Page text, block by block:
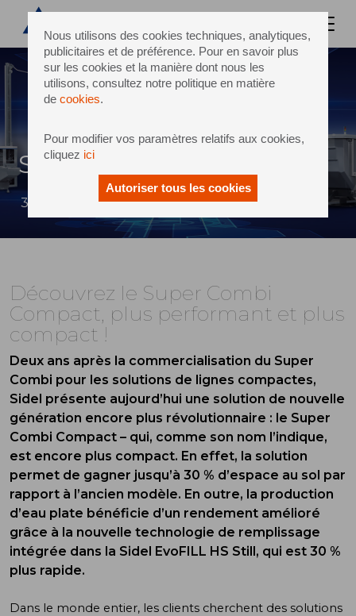
Nous utilisons des cookies techniques, analytiques,
publicitaires et de préférence. Pour en savoir plus
sur les cookies et la manière dont nous les
utilisons, consultez notre politique en matière
de cookies.
Pour modifier vos paramètres relatifs aux cookies,
cliquez ici
Autoriser tous les cookies
Super Combi Compact
30 juin 2020
Découvrez le Super Combi
Compact, plus performant et plus
compact !
Deux ans après la commercialisation du Super
Combi pour les solutions de lignes compactes,
Sidel présente aujourd’hui une solution de nouvelle
génération encore plus révolutionnaire : le Super
Combi Compact – qui, comme son nom l’indique,
est encore plus compact. En effet, la solution
permet de gagner jusqu’à 30 % d’espace au sol par
rapport à l’ancien modèle. En outre, la production
d’eau plate bénéficie d’un rendement amélioré
grâce à la nouvelle technologie de remplissage
intégrée dans la Sidel EvoFILL HS Still, qui est 30 %
plus rapide.
Dans le monde entier, les clients cherchent des solutions